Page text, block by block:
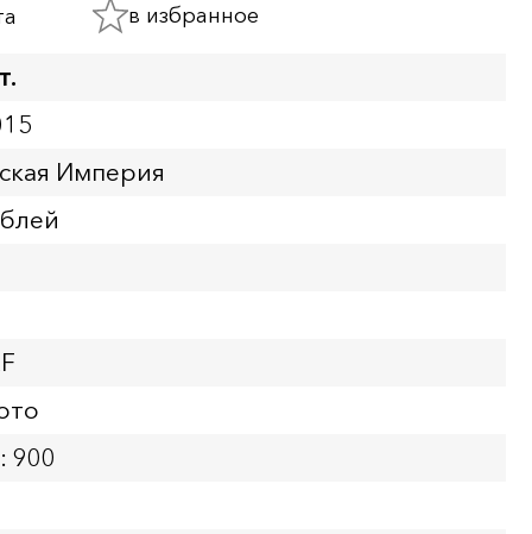
в избранное
Империя
900